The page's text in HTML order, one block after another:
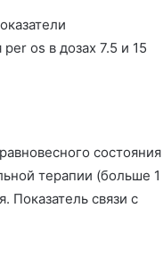
os в дозах 7.5 и 15
состояния
терапии (больше 1
Показатель связи с